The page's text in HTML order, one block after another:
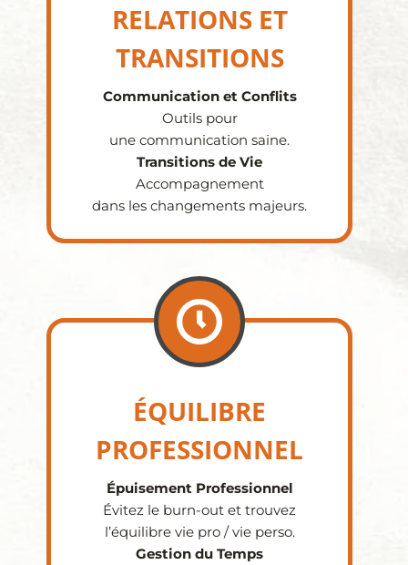
RELATIONS ET
TRANSITIONS
Communication et Conflits
Outils pour
une communication saine.
Transitions de Vie
Accompagnement
dans les changements majeurs.
ÉQUILIBRE
PROFESSIONNEL
Épuisement Professionnel
Évitez le burn-out et trouvez
l’équilibre vie pro / vie perso.
Gestion du Temps